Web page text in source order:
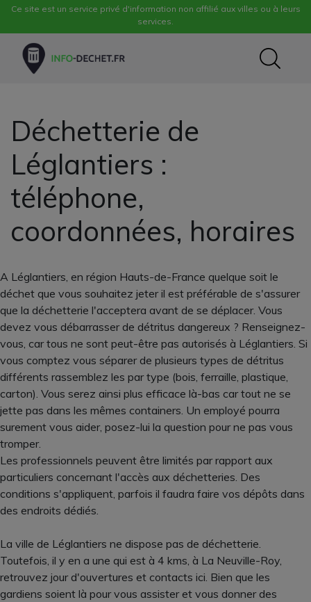
Ce site est un service privé d'information non affilié aux villes ou à leurs
services.
Déchetterie de
Léglantiers :
téléphone,
coordonnées, horaires
A Léglantiers, en région Hauts-de-France quelque soit le
déchet que vous souhaitez jeter il est préférable de s'assurer
que la déchetterie l'acceptera avant de se déplacer. Vous
devez vous débarrasser de détritus dangereux ? Renseignez-
vous, car tous ne sont peut-être pas autorisés à Léglantiers. Si
vous comptez vous séparer de plusieurs types de détritus
différents rassemblez les par type (bois, ferraille, plastique,
carton). Vous serez ainsi plus efficace là-bas car tout ne se
jette pas dans les mêmes containers. Un employé pourra
surement vous aider, posez-lui la question pour ne pas vous
tromper.
Les professionnels peuvent être limités par rapport aux
particuliers concernant l'accès aux déchetteries. Des
conditions s'appliquent, parfois il faudra faire vos dépôts dans
des endroits dédiés.
La ville de Léglantiers ne dispose pas de déchetterie.
Toutefois, il y en a une qui est à 4 kms, à La Neuville-Roy,
retrouvez jour d'ouvertures et contacts ici. Bien que les
gardiens soient là pour vous assister et vous donner des